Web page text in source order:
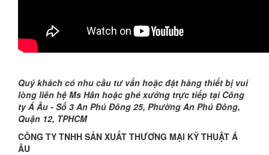
Quý khách có nhu cầu tư vấn hoặc đặt hàng thiết bị vui
lòng liên hệ Ms Hân hoặc ghé xưởng trực tiếp tại Công
ty Á Âu - Số 3 An Phú Đông 25, Phường An Phú Đông,
Quận 12, TPHCM
CÔNG TY TNHH SẢN XUẤT THƯƠNG MẠI KỸ THUẬT Á
ÂU